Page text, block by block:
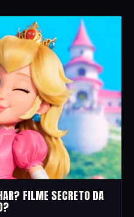
FILME SECRETO DA